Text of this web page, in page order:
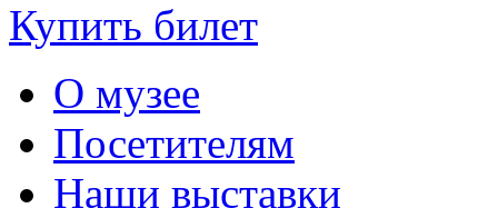
Купить билет
О музее
Посетителям
Наши выставки